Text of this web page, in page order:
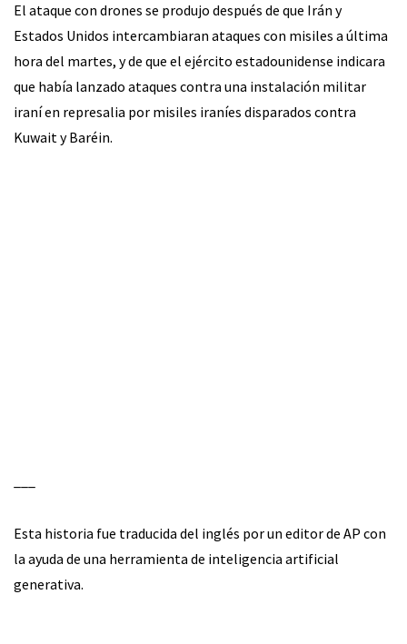
El ataque con drones se produjo después de que Irán y
Estados Unidos intercambiaran ataques con misiles a última
hora del martes, y de que el ejército estadounidense indicara
que había lanzado ataques contra una instalación militar
iraní en represalia por misiles iraníes disparados contra
Kuwait y Baréin.
Esta historia fue traducida del inglés por un editor de AP con
la ayuda de una herramienta de inteligencia artificial
generativa.